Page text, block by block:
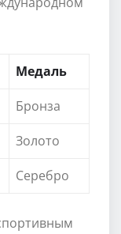
Медаль
Бронза
Золото
Серебро